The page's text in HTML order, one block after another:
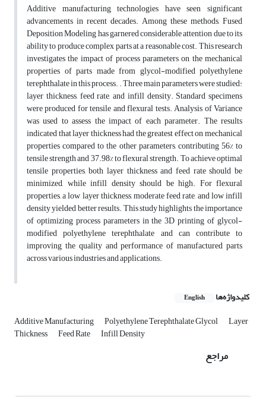
Additive manufacturing technologies have seen significant
advancements in recent decades. Among these methods, Fused
Deposition Modeling has garnered considerable attention due to its
ability to produce complex parts at a reasonable cost. This research
investigates the impact of process parameters on the mechanical
properties of parts made from glycol-modified polyethylene
terephthalate in this process. . Three main parameters were studied:
layer thickness, feed rate, and infill density. Standard specimens
were produced for tensile and flexural tests. Analysis of Variance
was used to assess the impact of each parameter. The results
indicated that layer thickness had the greatest effect on mechanical
properties compared to the other parameters, contributing 56% to
tensile strength and 37.98% to flexural strength. To achieve optimal
tensile properties, both layer thickness and feed rate should be
minimized, while infill density should be high. For flexural
properties, a low layer thickness, moderate feed rate, and low infill
density yielded better results. This study highlights the importance
of optimizing process parameters in the 3D printing of glycol-
modified polyethylene terephthalate and can contribute to
improving the quality and performance of manufactured parts
across various industries and applications.
کلیدواژه‌ها English
Additive Manufacturing Polyethylene Terephthalate Glycol Layer
Thickness Feed Rate Infill Density
مراجع